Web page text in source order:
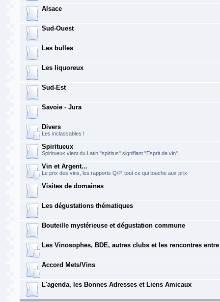
Alsace
Sud-Ouest
Les bulles
Les liquoreux
Sud-Est
Savoie - Jura
Divers
Les inclassables !
Spiritueux
Spiritueux vient du Latin "spiritus" signifiant "Esprit de vin".
Vin et Argent...
Le prix des vins, les rapports Q/P, tout ce qui touche aux prix
Visites de domaines
Les dégustations thématiques
Bouteille mystérieuse et dégustation commune
Les Vinosophes, BDE, autres clubs et les rencontres
Accord Mets/Vins
L'agenda, les Bonnes Adresses et Liens Amicaux